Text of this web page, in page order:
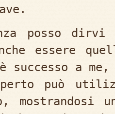
posso
essere
è successo a
può
mostrandosi